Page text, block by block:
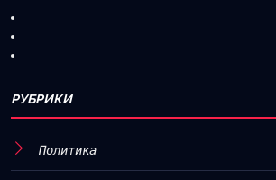
РУБРИКИ
Политика